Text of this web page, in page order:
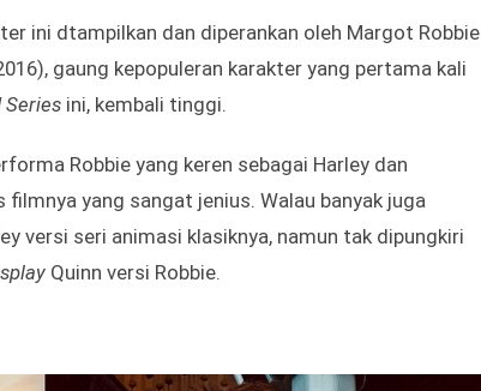
ini dtampilkan dan diperankan oleh Margot Robbie
gaung kepopuleran karakter yang pertama kali
Series ini, kembali tinggi.
Robbie yang keren sebagai Harley dan
yang sangat jenius. Walau banyak juga
versi seri animasi klasiknya, namun tak dipungkiri
Quinn versi Robbie.